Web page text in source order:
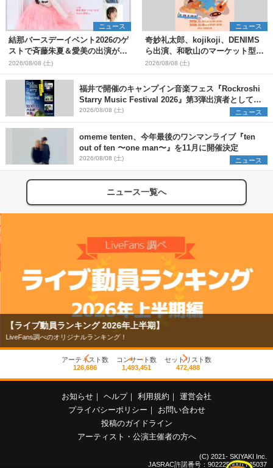
ニュース
結那バースデーイベント2026のゲ
ストで斉藤朱夏＆愛美の出演が決
定
2026/08/08 (土)
ニュース
奇妙礼太郎、kojikoji、DENIMS
ら出演、和歌山のマーケット型野
外イベント『PICNIC JAM
2026』早割チケット発売開始
2026/08/08 (土)
福井で開催のキャンプイン音楽フェス『Rockroshi
Starry Music Festival 2026』第3弾出演者として
SCOOBIE DO、かりゆし58、Reiを発表
2026/08/08 (土) ニュース
omeme tenten、今年最後のワンマンライブ『ten
out of ten 〜one man〜』を11月に開催決定
2026/08/08 (土) ニュース
ニュース一覧へ
【ライブ動員ランキング 2026年上半期】
LiveFans調べのオリジナルランキング！
アーティスト数
126,686
コンサート数
1,493,451
セットリスト数
472,488
お知らせ ヘルプ 利用規約
運営会社
プライバシーポリシー
お問い合わせ
投稿のガイドライン
アーティスト・公演主催者の方へ
(C) 2021- SKIYAKI Inc.
JASRAC許諾番号：9022255001Y45037